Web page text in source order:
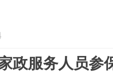
政服务人员参